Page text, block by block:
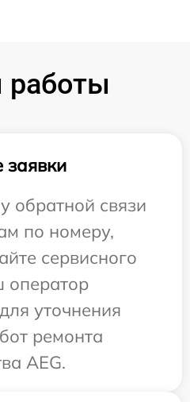
обратной связи
по номеру,
сервисного
оператор
уточнения
ремонта
AEG.